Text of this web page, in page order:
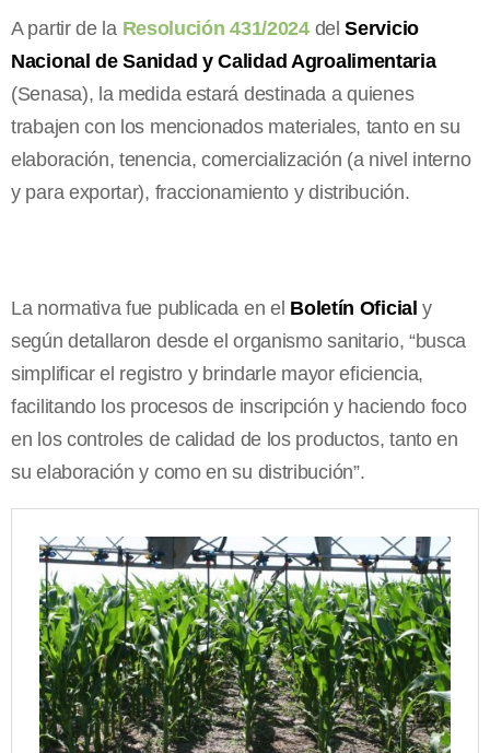
A partir de la Resolución 431/2024delServicio
Nacional de Sanidad y Calidad Agroalimentaria
(Senasa), la medida estará destinada a quienes
trabajen con los mencionados materiales, tanto en su
elaboración, tenencia, comercialización (a nivel interno
y para exportar), fraccionamiento y distribución.
La normativa fue publicada en el Boletín Oficial y
según detallaron desde el organismo sanitario, “busca
simplificar el registro y brindarle mayor eficiencia,
facilitando los procesos de inscripción y haciendo foco
en los controles de calidad de los productos, tanto en
su elaboración y como en su distribución”.